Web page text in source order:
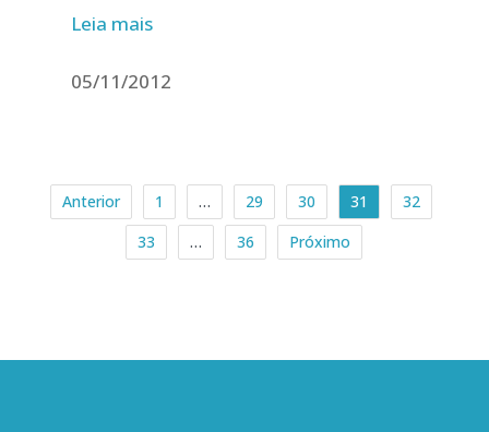
Leia mais
05/11/2012
Anterior 1 … 29 30 31
32
33
… 36 Próximo